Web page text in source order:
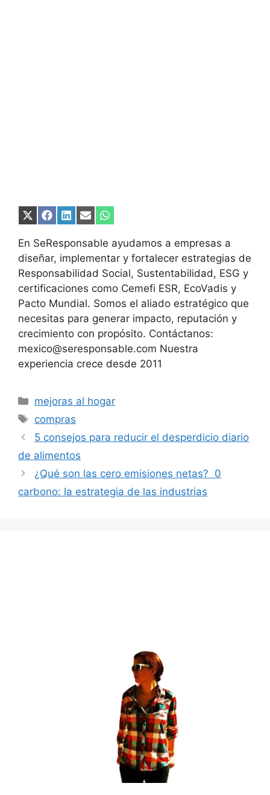
Compartir
X
(Twitter)
Compartir
Facebook
Compartir
LinkedIn
Compartir
Email
Compartir
WhatsApp
En SeResponsable ayudamos a empresas a
diseñar, implementar y fortalecer estrategias de
Responsabilidad Social, Sustentabilidad, ESG y
certificaciones como Cemefi ESR, EcoVadis y
Pacto Mundial. Somos el aliado estratégico que
necesitas para generar impacto, reputación y
crecimiento con propósito. Contáctanos:
mexico@seresponsable.com Nuestra
experiencia crece desde 2011
Categorías
mejoras al hogar
Etiquetas
compras
5 consejos para reducir el desperdicio diario
de alimentos
¿Qué son las cero emisiones netas? 0
carbono: la estrategia de las industrias